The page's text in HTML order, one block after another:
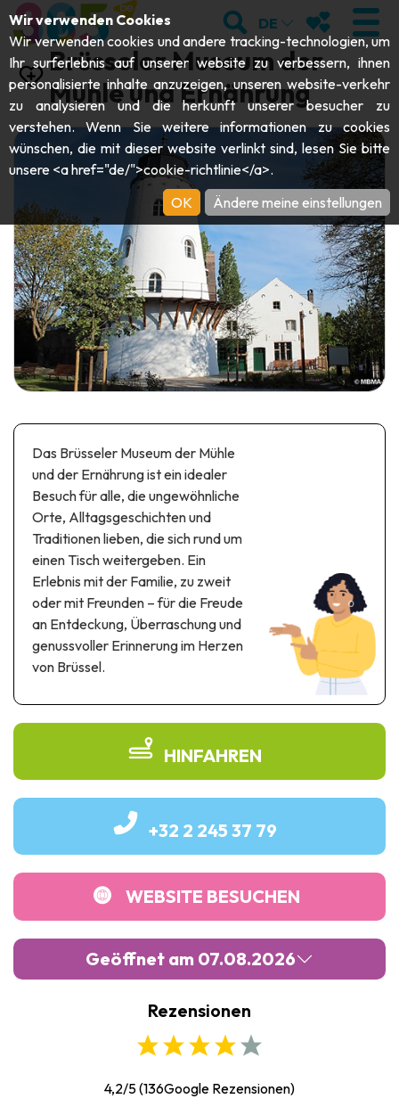
BESUCHEN
Abteien & Religiöse Monumente
Kunst
Handwerk & Know-how
Schlösser, Zitadellen & Belfriede
Folklore & Lokale Geschichte
Geschichte
Automobil- & Eisenbahnerbe
Industrie- & Technikerbe
Regionalprodukte
Gedächtnistourismus
UNESCO erbe
ENTDECKEN
Höhlen
Garten, Parks & Naturstätten
Aquarien, Tierparks & Zoos
SICH BEWEGEN
Touristen-& Kreuzfahrt-Schiffe
Draisinen & Touristenzüge
Kajaks
Abenteuerparks
Unterhaltungs-& Aqua-Parks
VERANSTALTUNGEN
DIE BESTEN AKTIVITÄTEN FÜR
DIESEN SOMMER
GUIDE DOWNLOADEN
SUCHEN
DE MEINE
Brüsseler Museum der
Mühle und Ernährung
Das Brüsseler Museum der Mühle
und der Ernährung ist ein idealer
Besuch für alle, die ungewöhnliche
Orte, Alltagsgeschichten und
Traditionen lieben, die sich rund um
einen Tisch weitergeben. Ein
Erlebnis mit der Familie, zu zweit
oder mit Freunden – für die Freude
an Entdeckung, Überraschung und
genussvoller Erinnerung im Herzen
von Brüssel.
HINFAHREN
+32 2 245 37 79
WEBSITE BESUCHEN
Geöffnet am 07.08.2026
Geschlossen
10:00-12:30
10:00-
Rezensionen
4,2/5(136Google Rezensionen)
Wir verwenden Cookies
Wir verwenden cookies und andere tracking-technologien, um
Ihr surferlebnis auf unserer website zu verbessern, ihnen
personalisierte inhalte anzuzeigen, unseren website-verkehr
zu analysieren und die herkunft unserer besucher zu
verstehen. Wenn Sie weitere informationen zu cookies
wünschen, die mit dieser website verlinkt sind, lesen Sie bitte
unsere <a href="de/">cookie-richtlinie</a>.
OK
Ändere meine einstellungen